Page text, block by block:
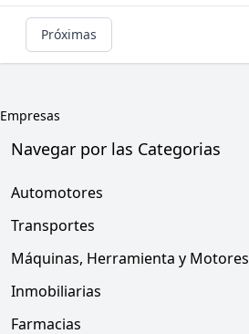
Próximas
Empresas
Navegar por las Categorias
Automotores
Transportes
Máquinas, Herramienta y Motores
Inmobiliarias
Farmacias